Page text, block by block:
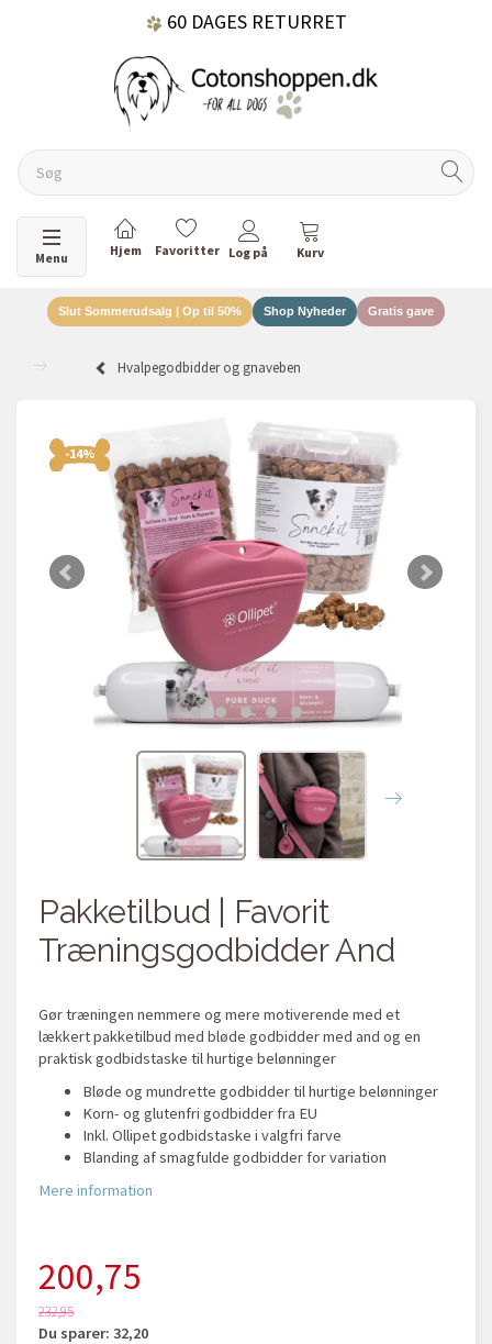
60 DAGES RETURRET
Skifte navigation
Menu
Slut Sommerudsalg | Op til 50% Shop Nyheder Gratis gave
Hvalpegodbidder og gnaveben
-14%
Pakketilbud | Favorit
Træningsgodbidder And
Gør træningen nemmere og mere motiverende med et
lækkert pakketilbud med bløde godbidder med and og en
praktisk godbidstaske til hurtige belønninger
Bløde og mundrette godbidder til hurtige belønninger
Korn- og glutenfri godbidder fra EU
Inkl. Ollipet godbidstaske i valgfri farve
Blanding af smagfulde godbidder for variation
Mere information
200,75
232,95
Du sparer: 32,20